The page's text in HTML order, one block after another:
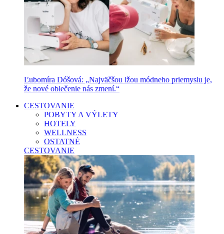
Ľubomíra Dóšová: „Najväčšou lžou módneho priemyslu je,
že nové oblečenie nás zmení.“
CESTOVANIE
POBYTY A VÝLETY
HOTELY
WELLNESS
OSTATNÉ
CESTOVANIE